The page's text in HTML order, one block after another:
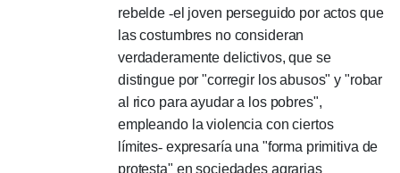
rebelde -el joven perseguido por actos que
las costumbres no consideran
verdaderamente delictivos, que se
distingue por "corregir los abusos" y "robar
al rico para ayudar a los pobres",
empleando la violencia con ciertos
límites- expresaría una "forma primitiva de
protesta" en sociedades agrarias